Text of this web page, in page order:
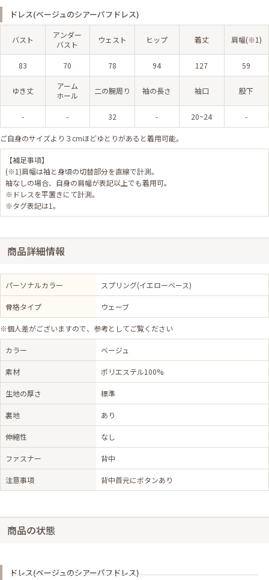
ドレス(ベージュのシアーパフドレス)
バスト
アンダー
バスト
ウェスト ヒップ 着丈 肩幅(※1)
83 70 78 94 127 59
ゆき丈
アーム
ホール
二の腕周り 袖の長さ 袖口 股下
- - 32 - 20~24 -
ご自身のサイズより３cmほどゆとりがあると着用可能。
【補足事項】
(※1)肩幅は袖と身頃の切替部分を直線で計測。
袖なしの場合、自身の肩幅が表記以上でも着用可。
※ドレスを平置きにて計測。
※タグ表記は1。
商品詳細情報
パーソナルカラー スプリング(イエローベース)
骨格タイプ ウェーブ
※個人差がございますので、参考としてご覧ください
カラー ベージュ
素材 ポリエステル100%
生地の厚さ 標準
裏地 あり
伸縮性 なし
ファスナー 背中
注意事項 背中首元にボタンあり
商品の状態
ドレス(ベージュのシアーパフドレス)